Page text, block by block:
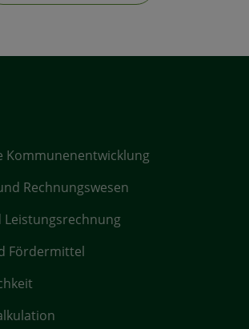
Kommunenentwicklung
Rechnungswesen
Leistungsrechnung
Fördermittel